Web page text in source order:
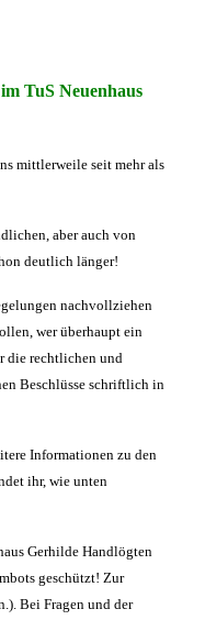
TuS Neuenhaus
mittlerweile seit mehr als
aber auch von
deutlich länger!
nachvollziehen
wer überhaupt ein
die rechtlichen und
Beschlüsse schriftlich in
Informationen zu den
ihr, wie unten
Gerhilde Handlögten
geschützt! Zur
). Bei Fragen und der